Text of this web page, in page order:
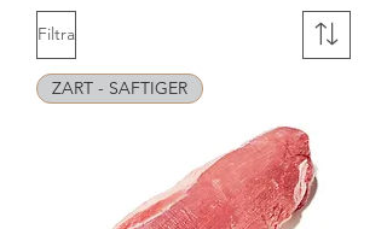
Filtra
ZART - SAFTIGER